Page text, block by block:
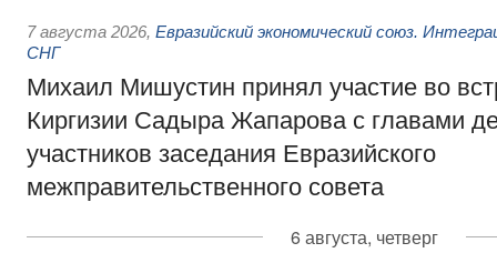
7 августа 2026, Евразийский экономический союз.
СНГ
Михаил Мишустин принял участие во
Киргизии Садыра Жапарова с главами
участников заседания Евразийского
межправительственного совета
6 августа, четверг